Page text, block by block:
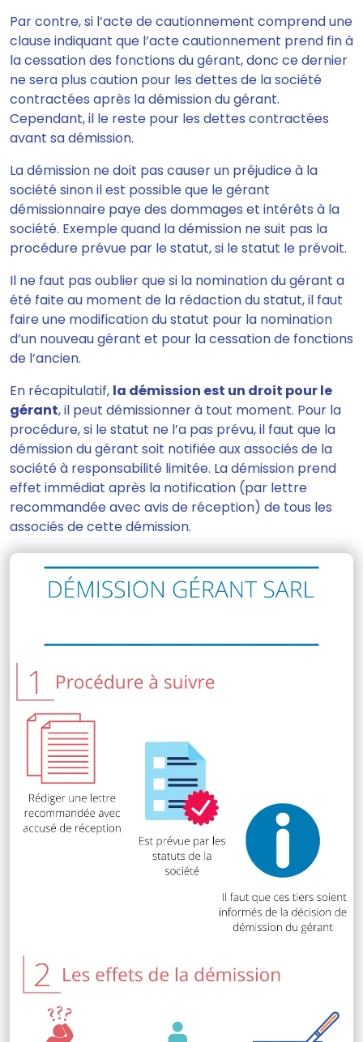
Par contre, si l’acte de cautionnement comprend une
clause indiquant que l’acte cautionnement prend fin à
la cessation des fonctions du gérant, donc ce dernier
ne sera plus caution pour les dettes de la société
contractées après la démission du gérant.
Cependant, il le reste pour les dettes contractées
avant sa démission.
La démission ne doit pas causer un préjudice à la
société sinon il est possible que le gérant
démissionnaire paye des dommages et intérêts à la
société. Exemple quand la démission ne suit pas la
procédure prévue par le statut, si le statut le prévoit.
Il ne faut pas oublier que si la nomination du gérant a
été faite au moment de la rédaction du statut, il faut
faire une modification du statut pour la nomination
d’un nouveau gérant et pour la cessation de fonctions
de l’ancien.
En récapitulatif, la démission est un droit pour le
gérant, il peut démissionner à tout moment. Pour la
procédure, si le statut ne l’a pas prévu,il faut que la
démission du gérant soit notifiée aux associés de la
société à responsabilité limitée. La démission prend
effet immédiat après la notification (par lettre
recommandée avec avis de réception) de tous les
associés de cette démission.